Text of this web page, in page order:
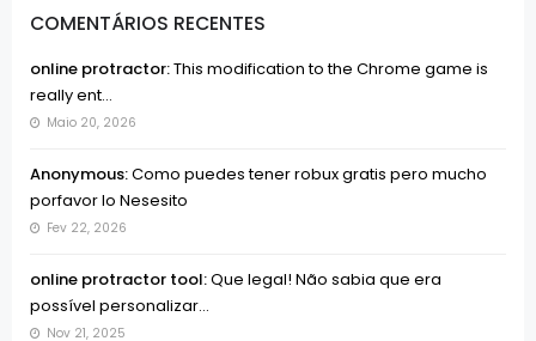
COMENTÁRIOS RECENTES
online protractor:This modification to the Chrome game is
really ent...
Maio 20, 2026
Anonymous:Como puedes tener robux gratis pero mucho
porfavor lo Nesesito
Fev 22, 2026
online protractor tool:Que legal! Não sabia que era
possível personalizar...
Nov 21, 2025